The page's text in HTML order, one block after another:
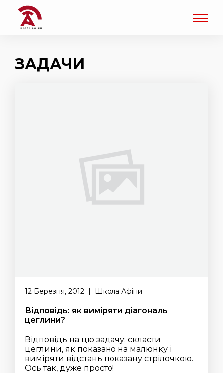
ЗАДАЧИ
12 Березня, 2012 | Школа Афіни
Відповідь: як виміряти діагональ
цеглини?
Відповідь на цю задачу: скласти
цеглини, як показано на малюнку і
виміряти відстань показану стрілочкою.
Ось так, дуже просто!